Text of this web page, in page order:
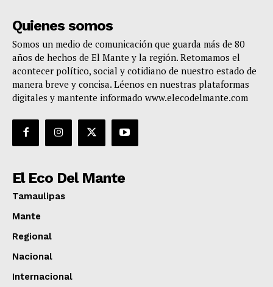
Quienes somos
Somos un medio de comunicación que guarda más de 80
años de hechos de El Mante y la región. Retomamos el
acontecer político, social y cotidiano de nuestro estado de
manera breve y concisa. Léenos en nuestras plataformas
digitales y mantente informado www.elecodelmante.com
El Eco Del Mante
Tamaulipas
Mante
Regional
Nacional
Internacional